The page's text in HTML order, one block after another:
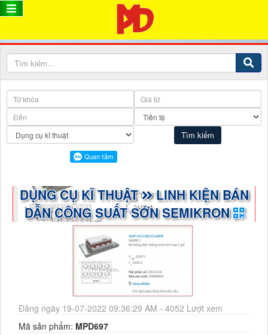
DỤNG CỤ KĨ THUẬT LINH KIỆN BÁN
DẪN CÔNG SUẤT SỚN SEMIKRON
Đăng ngày 19-07-2022 09:36:29 AM - 4052 Lượt xem
Mã sản phẩm: MPD697